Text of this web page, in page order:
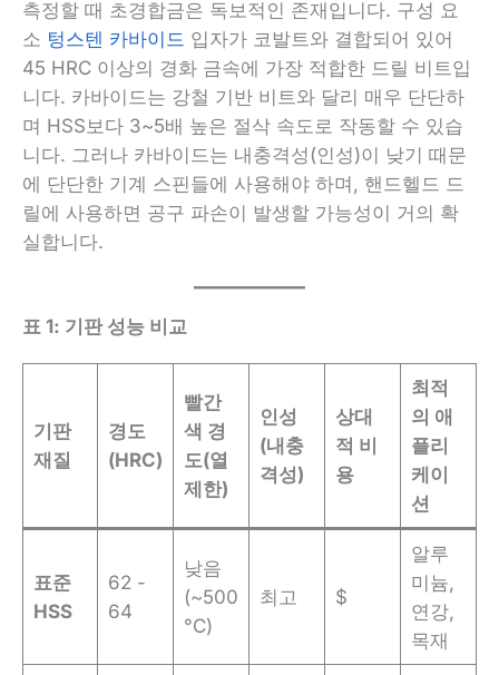
측정할 때 초경합금은 독보적인 존재입니다. 구성 요
소 텅스텐 카바이드 입자가 코발트와 결합되어 있어
45 HRC 이상의 경화 금속에 가장 적합한 드릴 비트입
니다. 카바이드는 강철 기반 비트와 달리 매우 단단하
며 HSS보다 3~5배 높은 절삭 속도로 작동할 수 있습
니다. 그러나 카바이드는 내충격성(인성)이 낮기 때문
에 단단한 기계 스핀들에 사용해야 하며, 핸드헬드 드
릴에 사용하면 공구 파손이 발생할 가능성이 거의 확
실합니다.
표 1: 기판 성능 비교
기판
재질
경도
(HRC)
빨간
색 경
도(열
제한)
인성
(내충
격성)
상대
적 비
용
최적
의 애
플리
케이
션
표준
HSS
62 -
64
낮음
(~500
°C)
최고 $
알루
미늄,
연강,
목재